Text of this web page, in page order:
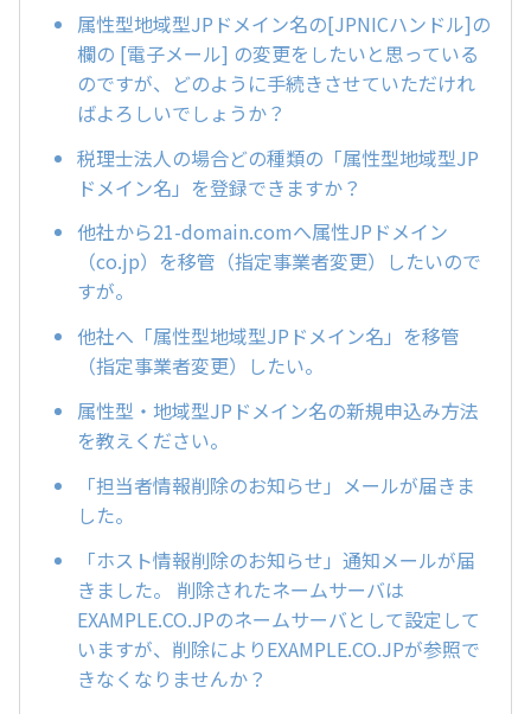
属性型地域型JPドメイン名の[JPNICハンドル]の
欄の [電子メール] の変更をしたいと思っている
のですが、どのように手続きさせていただけれ
ばよろしいでしょうか？
税理士法人の場合どの種類の「属性型地域型JP
ドメイン名」を登録できますか？
他社から21-domain.comへ属性JPドメイン
（co.jp）を移管（指定事業者変更）したいので
すが。
他社へ「属性型地域型JPドメイン名」を移管
（指定事業者変更）したい。
属性型・地域型JPドメイン名の新規申込み方法
を教えください。
「担当者情報削除のお知らせ」メールが届きま
した。
「ホスト情報削除のお知らせ」通知メールが届
きました。 削除されたネームサーバは
EXAMPLE.CO.JPのネームサーバとして設定して
いますが、削除によりEXAMPLE.CO.JPが参照で
きなくなりませんか？